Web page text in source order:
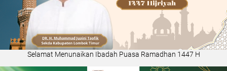
Selamat Menunaikan Ibadah Puasa Ramadhan 1447 H